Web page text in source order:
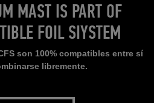
MAST IS PART OF
FOIL SIYSTEM
son 100% compatibles entre sí
libremente.